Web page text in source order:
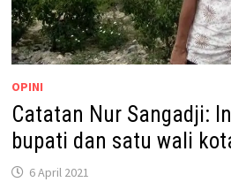
OPINI
Catatan Nur Sangadji:
bupati dan satu wali
6 April 2021